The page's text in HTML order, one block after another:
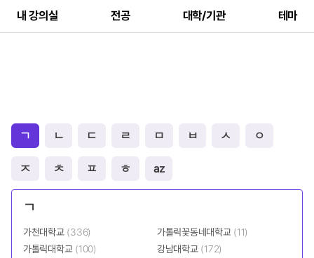
내 강의실 전공 대학/기관 테마
ㄱ ㄴ ㄷ ㄹ ㅁ ㅂ ㅅ ㅇ
ㅈ ㅊ ㅍ ㅎ az
ㄱ
가천대학교 (336) 가톨릭꽃동네대학교 (11)
가톨릭대학교 (100) 강남대학교 (172)